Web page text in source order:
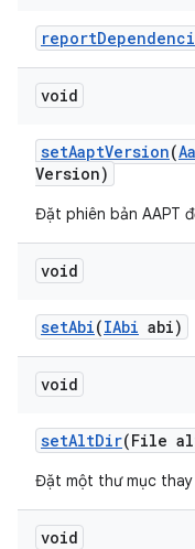
report
void
setAaptVersion(
Version)
Đặt phiên bản AAPT
void
setAbi(IAbi abi)
void
setAltDir(File
Đặt một thư mục
void